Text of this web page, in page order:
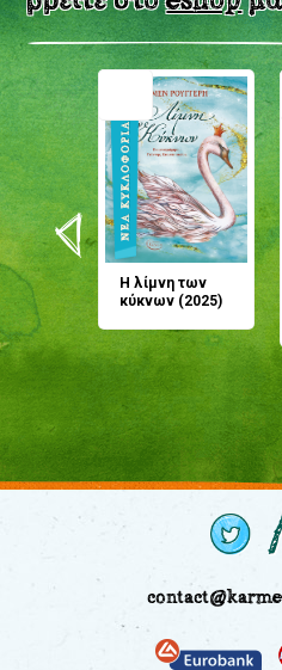
Η λίμνη των
κύκνων (2025)